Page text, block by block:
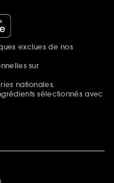
exclues de nos
sur
nationales.
sélectionnés avec